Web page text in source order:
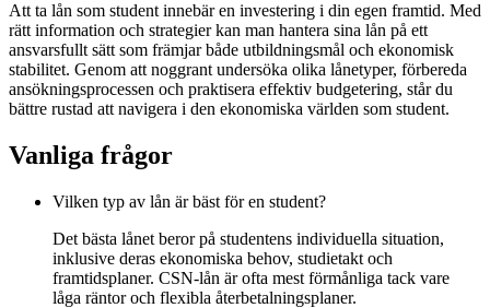
Att ta lån som student innebär en investering i din egen framtid. Med
rätt information och strategier kan man hantera sina lån på ett
ansvarsfullt sätt som främjar både utbildningsmål och ekonomisk
stabilitet. Genom att noggrant undersöka olika lånetyper, förbereda
ansökningsprocessen och praktisera effektiv budgetering, står du
bättre rustad att navigera i den ekonomiska världen som student.
Vanliga frågor
Vilken typ av lån är bäst för en student?
Det bästa lånet beror på studentens individuella situation,
inklusive deras ekonomiska behov, studietakt och
framtidsplaner. CSN-lån är ofta mest förmånliga tack vare
låga räntor och flexibla återbetalningsplaner.